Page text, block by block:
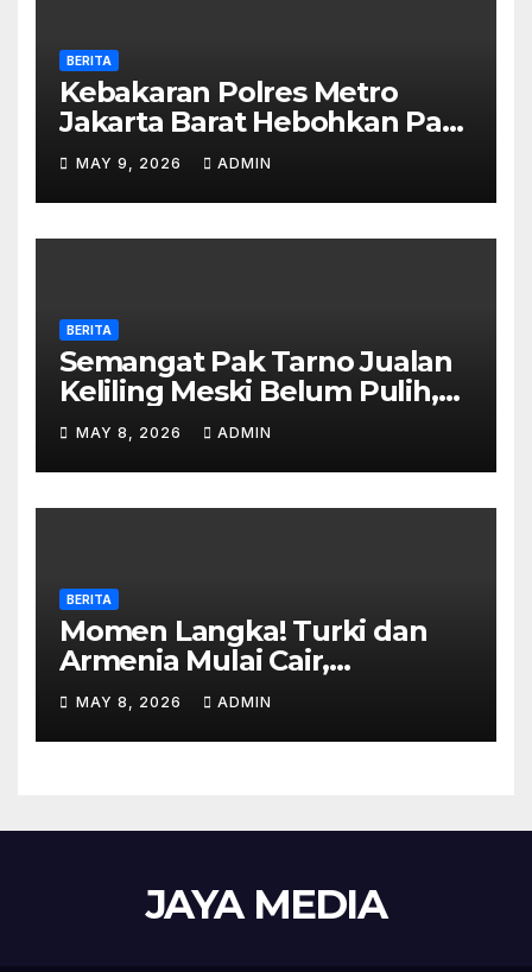
BERITA
Kebakaran Polres Metro
Jakarta Barat Hebohkan Pagi
Hari, Ini Fakta Terbarunya
MAY 9, 2026 ADMIN
BERITA
Semangat Pak Tarno Jualan
Keliling Meski Belum Pulih,
Tetap Menghibur dan Cari
Nafkah
MAY 8, 2026 ADMIN
BERITA
Momen Langka! Turki dan
Armenia Mulai Cair,
Perbatasan Siap Dibuka
MAY 8, 2026 ADMIN
JAYA MEDIA